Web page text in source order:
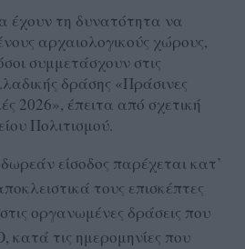
έχουν τη δυνατότητα να
αρχαιολογικούς χώρους,
συμμετάσχουν στις
δράσης «Πράσινες
2026», έπειτα από σχετική
Πολιτισμού.
είσοδος παρέχεται κατ’
τους επισκέπτες
οργανωμένες δράσεις που
τις ημερομηνίες που